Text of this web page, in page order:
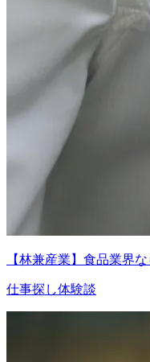
【林兼産業】食品業界
仕事探し体験談